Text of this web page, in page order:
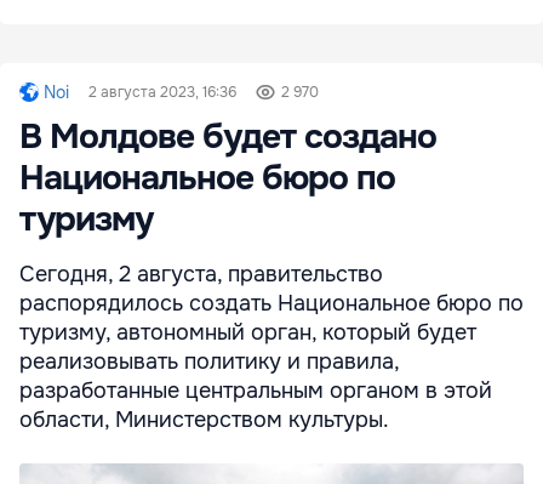
Noi 2 августа 2023, 16:36 2 970
В Молдове будет создано
Национальное бюро по
туризму
Сегодня, 2 августа, правительство
распорядилось создать Национальное бюро по
туризму, автономный орган, который будет
реализовывать политику и правила,
разработанные центральным органом в этой
области, Министерством культуры.